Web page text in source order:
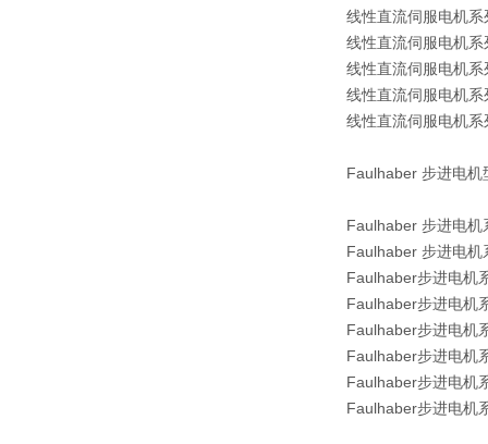
线性直流伺服电机
线性直流伺服电机
线性直流伺服电机
线性直流伺服电机
线性直流伺服电机
Faulhaber 步进电机
Faulhaber 步进电
Faulhaber 步进电
Faulhaber步进电机
Faulhaber步进电机
Faulhaber步进电机
Faulhaber步进电机
Faulhaber步进电机
Faulhaber步进电机